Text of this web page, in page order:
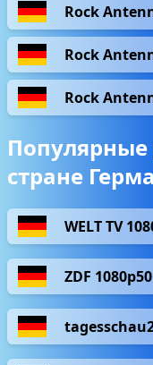
Rock
Rock
Rock
стране
WELT TV
ZDF 1080p50